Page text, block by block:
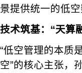
景提供统一的低空
技术筑基：“天算
“低空管理的本质
空”的核心主张，